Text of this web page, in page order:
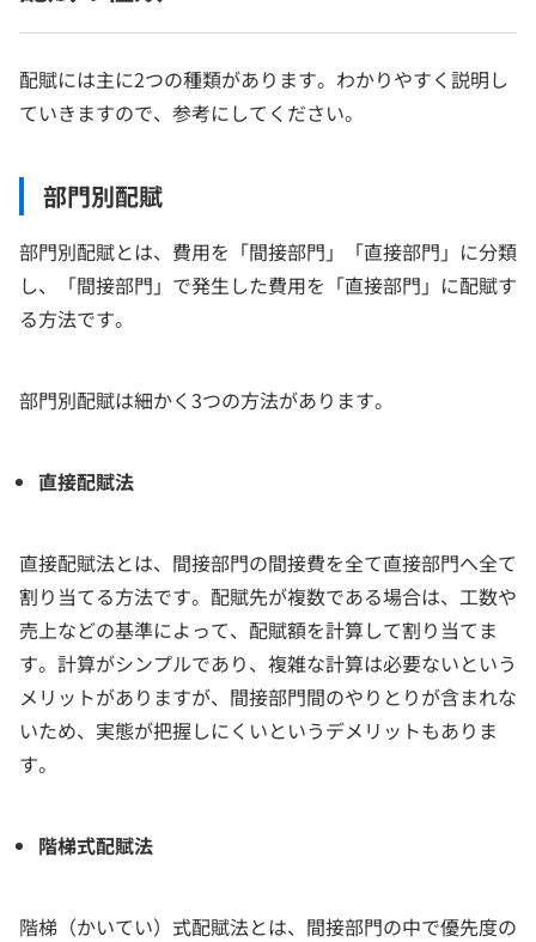
配賦には主に2つの種類があります。わかりやすく説明し
ていきますので、参考にしてください。
部門別配賦
部門別配賦とは、費用を「間接部門」「直接部門」に分類
し、「間接部門」で発生した費用を「直接部門」に配賦す
る方法です。
部門別配賦は細かく3つの方法があります。
直接配賦法
直接配賦法とは、間接部門の間接費を全て直接部門へ全て
割り当てる方法です。配賦先が複数である場合は、工数や
売上などの基準によって、配賦額を計算して割り当てま
す。計算がシンプルであり、複雑な計算は必要ないという
メリットがありますが、間接部門間のやりとりが含まれな
いため、実態が把握しにくいというデメリットもありま
す。
階梯式配賦法
階梯（かいてい）式配賦法とは、間接部門の中で優先度の